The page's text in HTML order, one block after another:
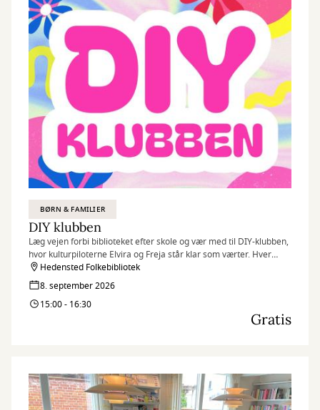
BØRN & FAMILIER
DIY klubben
Læg vejen forbi biblioteket efter skole og vær med til DIY-klubben,
hvor kulturpiloterne Elvira og Freja står klar som værter. Hver
onsdag præsenterer DIY-klubben en ny krea-aktivitet.
Hedensted Folkebibliotek
8. september 2026
15:00 - 16:30
Gratis